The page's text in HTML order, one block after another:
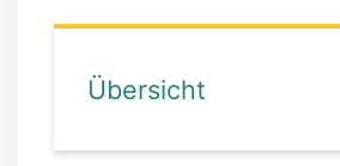
Übersicht